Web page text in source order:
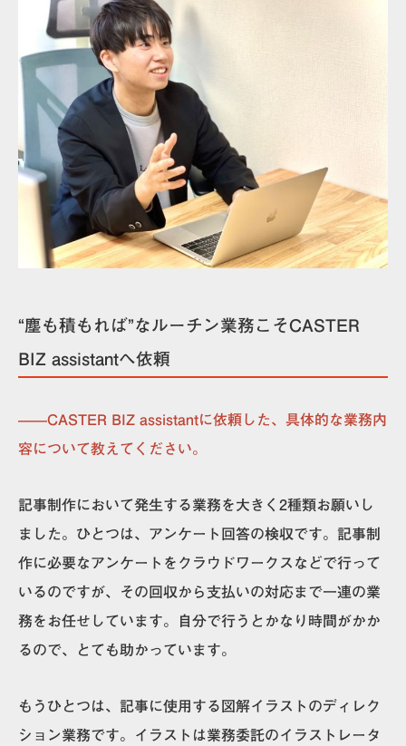
“塵も積もれば”なルーチン業務こそCASTER
BIZ assistantへ依頼
——CASTER BIZ assistantに依頼した、具体的な業務内
容について教えてください。
記事制作において発生する業務を大きく2種類お願いし
ました。ひとつは、アンケート回答の検収です。記事制
作に必要なアンケートをクラウドワークスなどで行って
いるのですが、その回収から支払いの対応まで一連の業
務をお任せしています。自分で行うとかなり時間がかか
るので、とても助かっています。
もうひとつは、記事に使用する図解イラストのディレク
ション業務です。イラストは業務委託のイラストレータ